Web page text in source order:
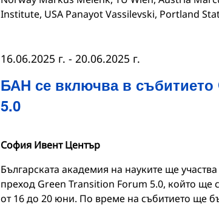
Institute, USA Panayot Vassilevski, Portland
БАН се включва в
5.0
16.06.2025 г. - 20.06.2025 г.
София Ивент Център
Българската академия на науките ще
преход Green Transition Forum 5.0, който
от 16 до 20 юни. По време на събитието ще